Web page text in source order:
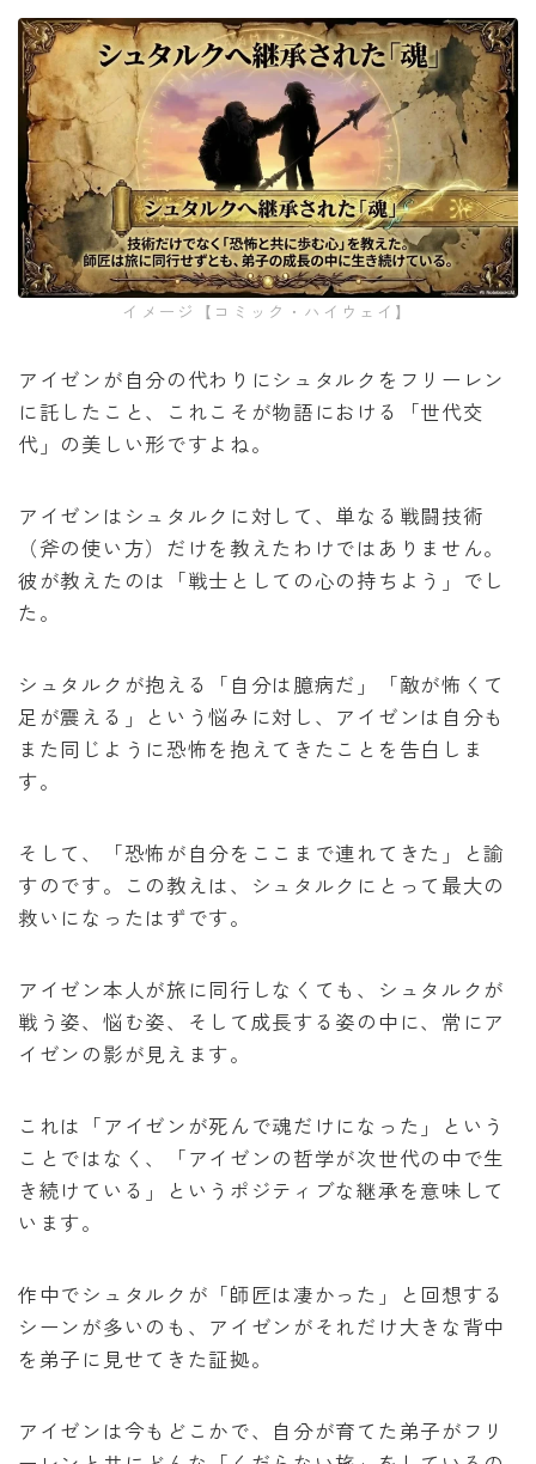
イメージ【コミック・ハイウェイ】
アイゼンが自分の代わりにシュタルクをフリーレン
に託したこと、これこそが物語における「世代交
代」の美しい形ですよね。
アイゼンはシュタルクに対して、単なる戦闘技術
（斧の使い方）だけを教えたわけではありません。
彼が教えたのは「戦士としての心の持ちよう」でし
た。
シュタルクが抱える「自分は臆病だ」「敵が怖くて
足が震える」という悩みに対し、アイゼンは自分も
また同じように恐怖を抱えてきたことを告白しま
す。
そして、「恐怖が自分をここまで連れてきた」と諭
すのです。この教えは、シュタルクにとって最大の
救いになったはずです。
アイゼン本人が旅に同行しなくても、シュタルクが
戦う姿、悩む姿、そして成長する姿の中に、常にア
イゼンの影が見えます。
これは「アイゼンが死んで魂だけになった」という
ことではなく、「アイゼンの哲学が次世代の中で生
き続けている」というポジティブな継承を意味して
います。
作中でシュタルクが「師匠は凄かった」と回想する
シーンが多いのも、アイゼンがそれだけ大きな背中
を弟子に見せてきた証拠。
アイゼンは今もどこかで、自分が育てた弟子がフリ